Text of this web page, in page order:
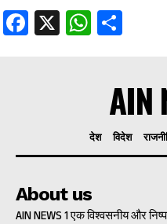
Facebook
X
AIN
देश विदेश
About us
AIN NEWS 1 एक विश्वसनीय और